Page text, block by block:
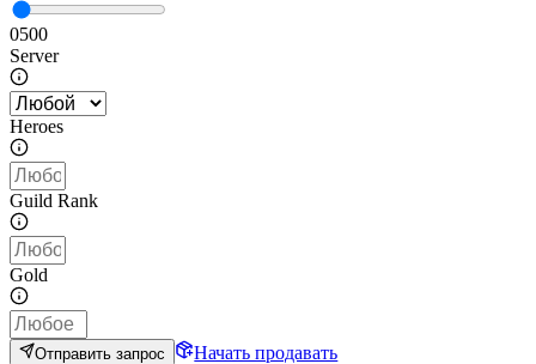
0500
Server
Heroes
Guild Rank
Gold
Отправить запрос
Начать продавать